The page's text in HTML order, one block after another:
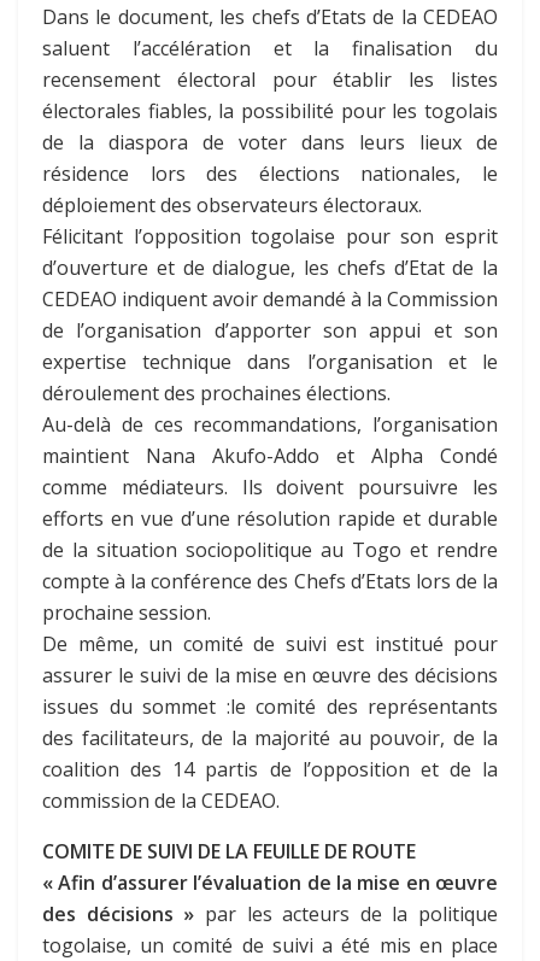
Dans le document, les chefs d’Etats de la CEDEAO
saluent l’accélération et la finalisation du
recensement électoral pour établir les listes
électorales fiables, la possibilité pour les togolais
de la diaspora de voter dans leurs lieux de
résidence lors des élections nationales, le
déploiement des observateurs électoraux.
Félicitant l’opposition togolaise pour son esprit
d’ouverture et de dialogue, les chefs d’Etat de la
CEDEAO indiquent avoir demandé à la Commission
de l’organisation d’apporter son appui et son
expertise technique dans l’organisation et le
déroulement des prochaines élections.
Au-delà de ces recommandations, l’organisation
maintient Nana Akufo-Addo et Alpha Condé
comme médiateurs. Ils doivent poursuivre les
efforts en vue d’une résolution rapide et durable
de la situation sociopolitique au Togo et rendre
compte à la conférence des Chefs d’Etats lors de la
prochaine session.
De même, un comité de suivi est institué pour
assurer le suivi de la mise en œuvre des décisions
issues du sommet :le comité des représentants
des facilitateurs, de la majorité au pouvoir, de la
coalition des 14 partis de l’opposition et de la
commission de la CEDEAO.
COMITE DE SUIVI DE LA FEUILLE DE ROUTE
« Afin d’assurer l’évaluation de la mise en œuvre
des décisions » par les acteurs de la politique
togolaise, un comité de suivi a été mis en place